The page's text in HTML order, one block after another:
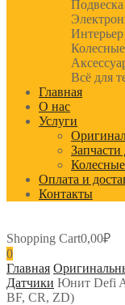
Интерьер
Всё для
Главная
О нас
Услуги
Оплата и
Контакты
Shopping Cart0,00₽
0
Главная
Датчики Юнит Defi
BF, CR, ZD)